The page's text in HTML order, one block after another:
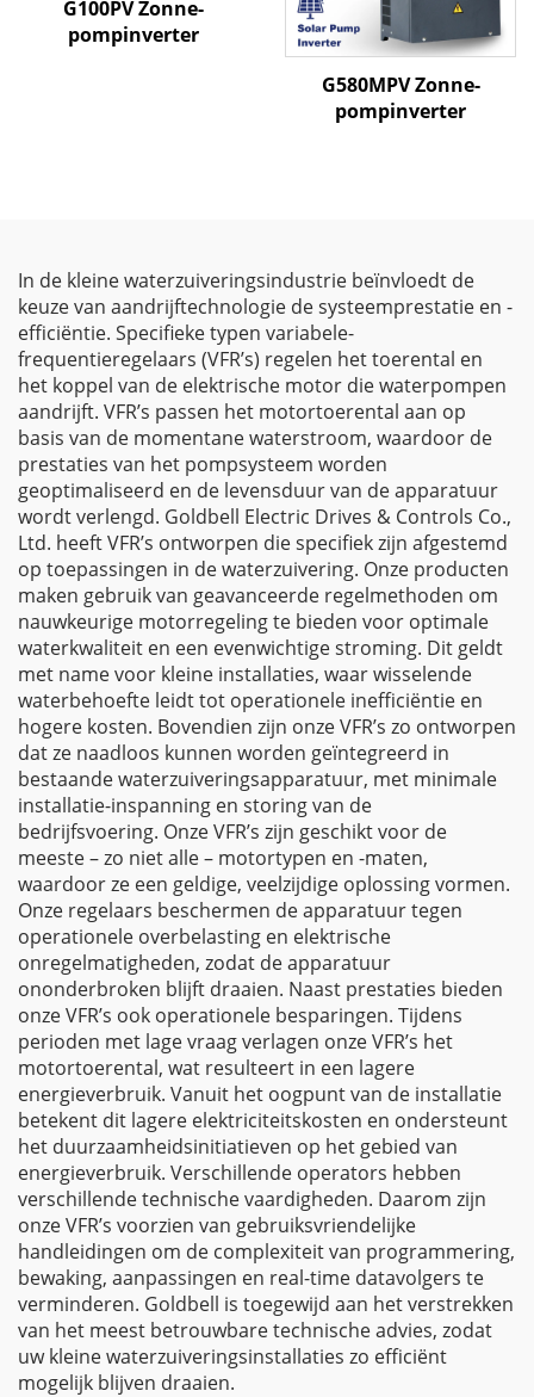
G100PV Zonne-
pompinverter
G580MPV Zonne-
pompinverter
In de kleine waterzuiveringsindustrie beïnvloedt de
keuze van aandrijftechnologie de systeemprestatie en -
efficiëntie. Specifieke typen variabele-
frequentieregelaars (VFR’s) regelen het toerental en
het koppel van de elektrische motor die waterpompen
aandrijft. VFR’s passen het motortoerental aan op
basis van de momentane waterstroom, waardoor de
prestaties van het pompsysteem worden
geoptimaliseerd en de levensduur van de apparatuur
wordt verlengd. Goldbell Electric Drives & Controls Co.,
Ltd. heeft VFR’s ontworpen die specifiek zijn afgestemd
op toepassingen in de waterzuivering. Onze producten
maken gebruik van geavanceerde regelmethoden om
nauwkeurige motorregeling te bieden voor optimale
waterkwaliteit en een evenwichtige stroming. Dit geldt
met name voor kleine installaties, waar wisselende
waterbehoefte leidt tot operationele inefficiëntie en
hogere kosten. Bovendien zijn onze VFR’s zo ontworpen
dat ze naadloos kunnen worden geïntegreerd in
bestaande waterzuiveringsapparatuur, met minimale
installatie-inspanning en storing van de
bedrijfsvoering. Onze VFR’s zijn geschikt voor de
meeste – zo niet alle – motortypen en -maten,
waardoor ze een geldige, veelzijdige oplossing vormen.
Onze regelaars beschermen de apparatuur tegen
operationele overbelasting en elektrische
onregelmatigheden, zodat de apparatuur
ononderbroken blijft draaien. Naast prestaties bieden
onze VFR’s ook operationele besparingen. Tijdens
perioden met lage vraag verlagen onze VFR’s het
motortoerental, wat resulteert in een lagere
energieverbruik. Vanuit het oogpunt van de installatie
betekent dit lagere elektriciteitskosten en ondersteunt
het duurzaamheidsinitiatieven op het gebied van
energieverbruik. Verschillende operators hebben
verschillende technische vaardigheden. Daarom zijn
onze VFR’s voorzien van gebruiksvriendelijke
handleidingen om de complexiteit van programmering,
bewaking, aanpassingen en real-time datavolgers te
verminderen. Goldbell is toegewijd aan het verstrekken
van het meest betrouwbare technische advies, zodat
uw kleine waterzuiveringsinstallaties zo efficiënt
mogelijk blijven draaien.